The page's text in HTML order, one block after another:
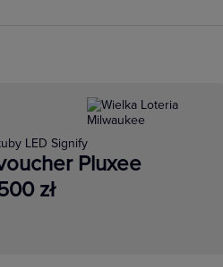
LED Signify
Pluxee
zł